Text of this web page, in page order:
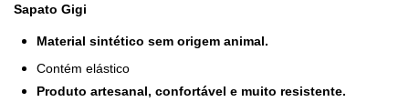
Sapato Gigi
Material sintético sem origem animal.
Contém elástico
Produto artesanal, confortável e muito resistente.